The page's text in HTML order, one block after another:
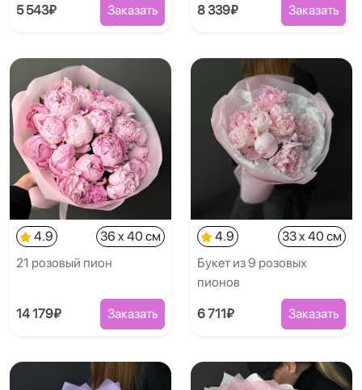
5 543₽ Заказать 8 339₽ Заказать
4.9
36 x 40 см
21 розовый пион
14 179₽ Заказать
4.9
33 x 40 см
Букет из 9 розовых
пионов
6 711₽ Заказать